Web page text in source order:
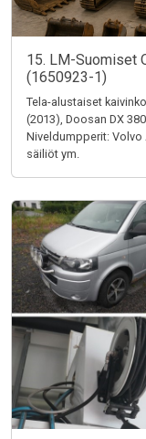
15. LM-Suomiset
(1650923-1)
Tela-alustaiset
(2013), Doosan DX
Niveldumpperit: Volvo
säiliöt ym.